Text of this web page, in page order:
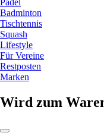
Padel
Badminton
Tischtennis
Squash
Lifestyle
Für Vereine
Restposten
Marken
Wird zum